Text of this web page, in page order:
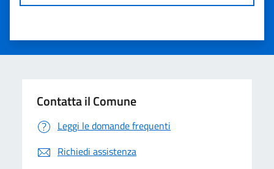
Contatta il Comune
Leggi le domande frequenti
Richiedi assistenza